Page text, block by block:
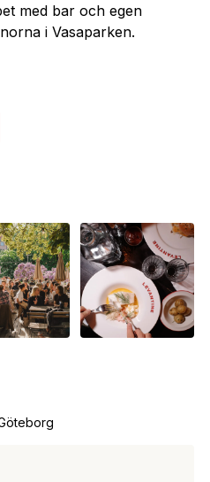
med bar och egen
i Vasaparken.